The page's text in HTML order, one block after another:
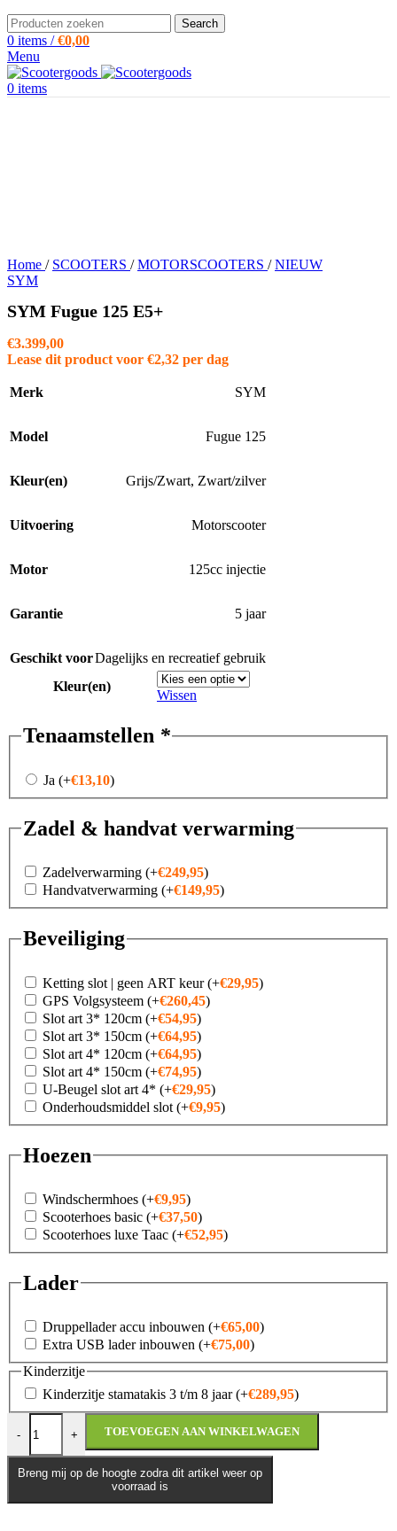
Search
0 items / €0,00
Menu
0 items
Home / SCOOTERS / MOTORSCOOTERS / NIEUW
SYM
SYM Fugue 125 E5+
€3.399,00
Lease dit product voor €2,32 per dag
Merk SYM
Model Fugue 125
Kleur(en) Grijs/Zwart, Zwart/zilver
Uitvoering Motorscooter
Motor 125cc injectie
Garantie 5 jaar
Geschikt voorDagelijks en recreatief gebruik
Kleur(en)
Wissen
Tenaamstellen *
Ja (+€13,10)
Zadel & handvat verwarming
Zadelverwarming (+€249,95)
Handvatverwarming (+€149,95)
Beveiliging
Ketting slot | geen ART keur(+€29,95)
GPS Volgsysteem (+€260,45)
Slot art 3* 120cm (+€54,95)
Slot art 3* 150cm (+€64,95)
Slot art 4* 120cm (+€64,95)
Slot art 4* 150cm (+€74,95)
U-Beugel slot art 4* (+€29,95)
Onderhoudsmiddel slot (+€9,95)
Hoezen
Windschermhoes (+€9,95)
Scooterhoes basic (+€37,50)
Scooterhoes luxe Taac (+€52,95)
Lader
Druppellader accu inbouwen (+€65,00)
Extra USB lader inbouwen (+€75,00)
Kinderzitje
Kinderzitje stamatakis 3 t/m 8 jaar(+€289,95)
-
SYM Fugue 125 E5+ aantal
+ TOEVOEGEN AAN WINKELWAGEN
Breng mij op de hoogte zodra dit artikel weer op
voorraad is